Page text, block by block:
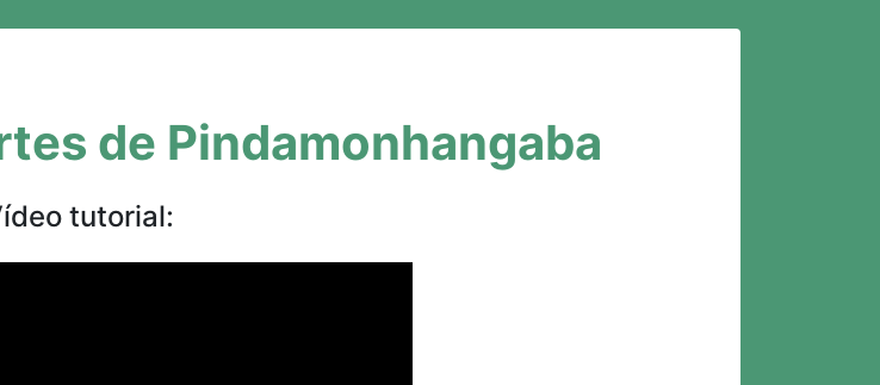
de Pindamonhangaba
tutorial: